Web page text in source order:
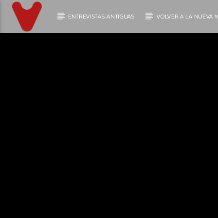
ENTREVISTAS ANTIGUAS VOLVER A LA NUEVA